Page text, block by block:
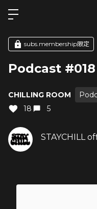
subs.membership限定
Podcast #018
CHILLING ROOM
18
5
STAYCHILL